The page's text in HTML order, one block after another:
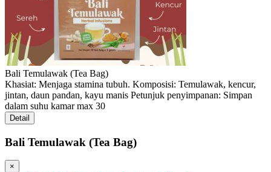
Bali Temulawak (Tea Bag)
Khasiat: Menjaga stamina tubuh. Komposisi: Temulawak, kencur,
jintan, daun pandan, kayu manis Petunjuk penyimpanan: Simpan
dalam suhu kamar max 30
Detail
Bali Temulawak (Tea Bag)
×